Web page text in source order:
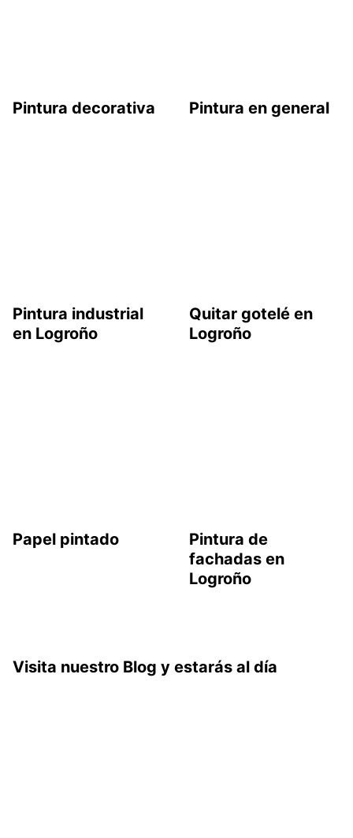
Pintura decorativa Pintura en general
Pintura industrial
en Logroño
Quitar gotelé en
Logroño
Papel pintado
Pintura de
fachadas en
Logroño
Visita nuestro Blog y estarás al día